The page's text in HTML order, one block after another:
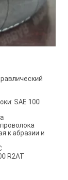
SAE 100
к абразии и
R2AT